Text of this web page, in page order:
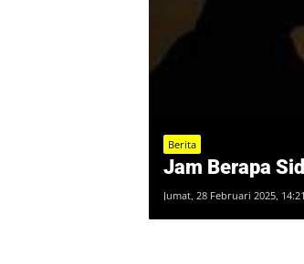
Berita
Jam Berapa
Jumat, 28 Februari 2025,